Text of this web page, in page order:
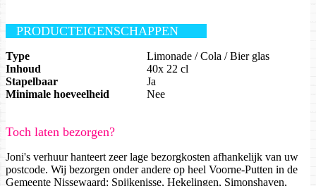
PRODUCTEIGENSCHAPPEN
Type
Limonade / Cola / Bier glas
Inhoud
40x 22 cl
Stapelbaar
Ja
Minimale hoeveelheid
Nee
Toch laten bezorgen?
Joni's verhuur hanteert zeer lage bezorgkosten afhankelijk van uw
postcode. Wij bezorgen onder andere op heel Voorne-Putten in de
Gemeente Nissewaard: Spijkenisse, Hekelingen, Simonshaven,